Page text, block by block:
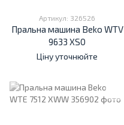
Артикул: 326526
Пральна машина Beko WTV
9633 XS0
Ціну уточнюйте